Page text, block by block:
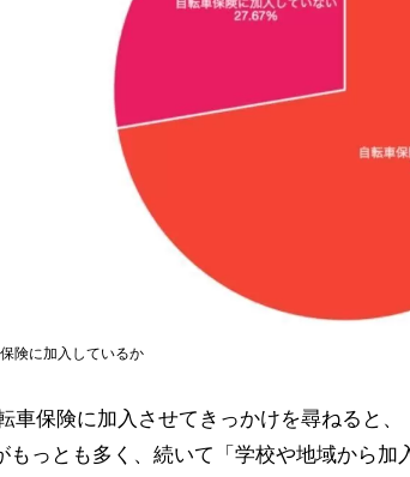
険に加入しているか
車保険に加入させてきっかけを尋ねると、
もっとも多く、続いて「学校や地域から加